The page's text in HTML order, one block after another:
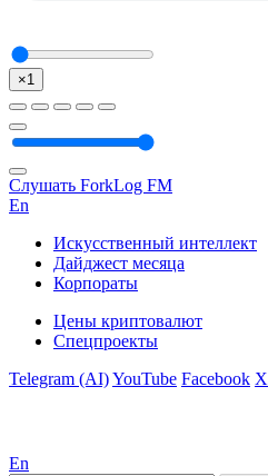
×1
Слушать ForkLog FM
En
Искусственный интеллект
Дайджест месяца
Корпораты
Цены криптовалют
Спецпроекты
Telegram (AI)YouTube Facebook X
En